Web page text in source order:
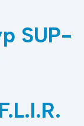
SUP-